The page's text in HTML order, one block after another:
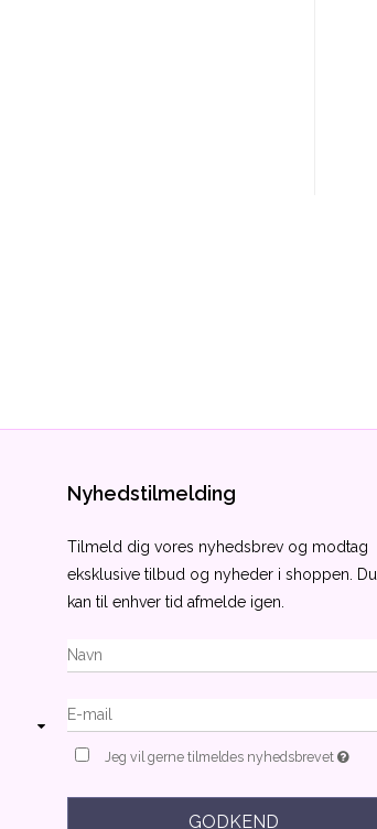
Nyhedstilmelding
Tilmeld dig vores nyhedsbrev og modtag
eksklusive tilbud og nyheder i shoppen. Du
kan til enhver tid afmelde igen.
Jeg vil gerne tilmeldes nyhedsbrevet
GODKEND